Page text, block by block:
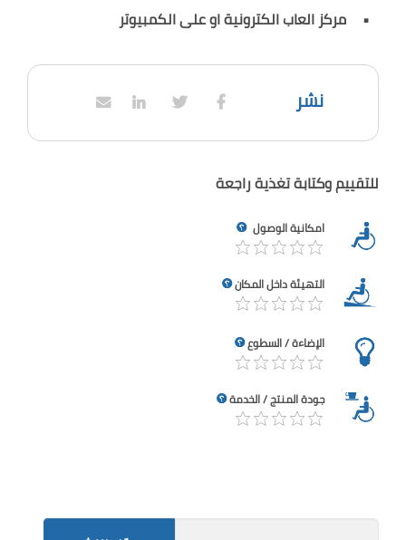
مركز العاب الكترونية او على الكمبيوتر
نشر
للتقييم وكتابة تغذية راجعة
امكانية الوصول
التهيئة داخل المكان
الإضاءة / السطوع
جودة المنتج / الخدمة